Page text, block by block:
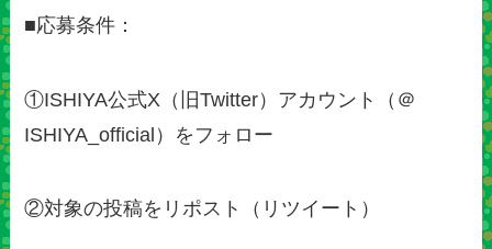
■応募条件：
①ISHIYA公式X（旧Twitter）アカウント（＠
ISHIYA_official）をフォロー
②対象の投稿をリポスト（リツイート）